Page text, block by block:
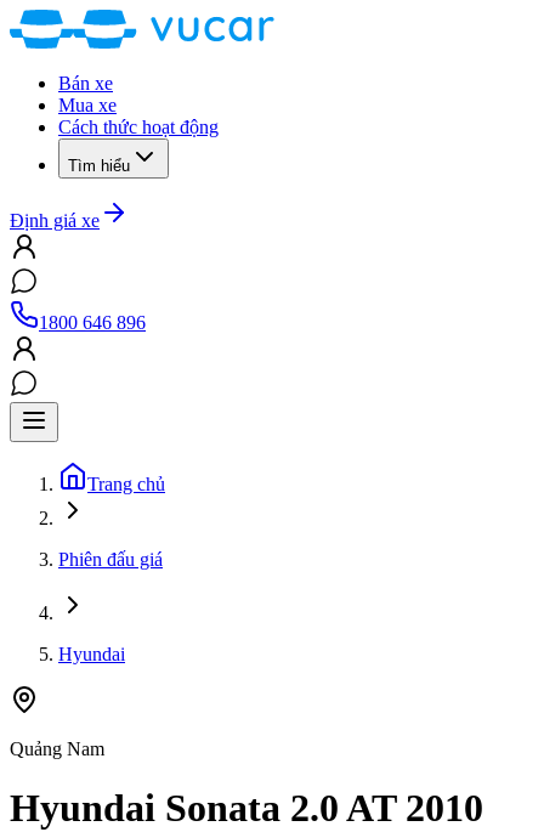
Bán xe
Mua xe
Cách thức hoạt động
Tìm hiểu
Định giá xe
1800 646 896
Trang chủ
Phiên đấu giá
Hyundai
Quảng Nam
Hyundai Sonata 2.0 AT 2010